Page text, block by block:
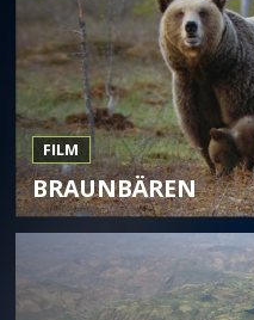
FILM
BRAUNBÄREN